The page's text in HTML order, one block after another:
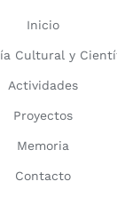
Inicio
Cultural y
Actividades
Proyectos
Memoria
Contacto